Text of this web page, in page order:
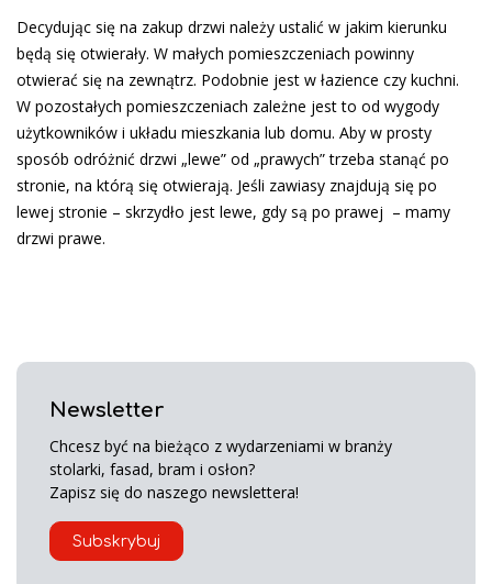
Decydując się na zakup drzwi należy ustalić w jakim kierunku
będą się otwierały. W małych pomieszczeniach powinny
otwierać się na zewnątrz. Podobnie jest w łazience czy kuchni.
W pozostałych pomieszczeniach zależne jest to od wygody
użytkowników i układu mieszkania lub domu. Aby w prosty
sposób odróżnić drzwi „lewe” od „prawych” trzeba stanąć po
stronie, na którą się otwierają. Jeśli zawiasy znajdują się po
lewej stronie – skrzydło jest lewe, gdy są po prawej – mamy
drzwi prawe.
Newsletter
Chcesz być na bieżąco z wydarzeniami w branży
stolarki, fasad, bram i osłon?
Zapisz się do naszego newslettera!
Subskrybuj